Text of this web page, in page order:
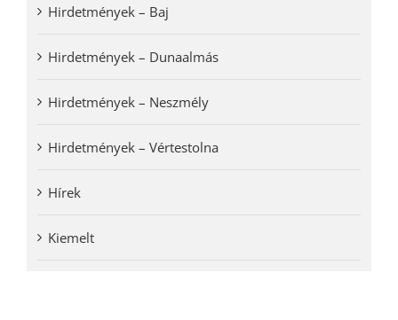
Hirdetmények – Baj
Hirdetmények – Dunaalmás
Hirdetmények – Neszmély
Hirdetmények – Vértestolna
Hírek
Kiemelt